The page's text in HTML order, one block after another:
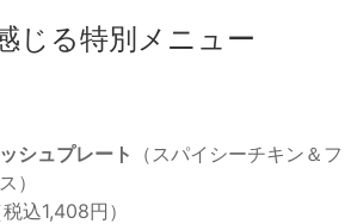
じる特別メニュー
シュプレート
（スパイシーチキン＆フ
）
込1,408円）